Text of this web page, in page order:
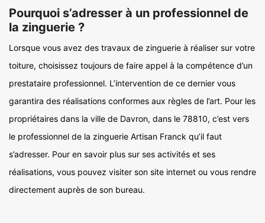
Pourquoi s’adresser à un professionnel de
la zinguerie ?
Lorsque vous avez des travaux de zinguerie à réaliser sur votre
toiture, choisissez toujours de faire appel à la compétence d’un
prestataire professionnel. L’intervention de ce dernier vous
garantira des réalisations conformes aux règles de l’art. Pour les
propriétaires dans la ville de Davron, dans le 78810, c’est vers
le professionnel de la zinguerie Artisan Franck qu’il faut
s’adresser. Pour en savoir plus sur ses activités et ses
réalisations, vous pouvez visiter son site internet ou vous rendre
directement auprès de son bureau.